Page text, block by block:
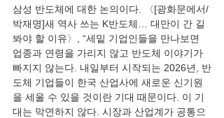
삼성 반도체에 대한 논의이다. 〈[광화문에서/
박재명]새 역사 쓰는 K반도체… 대만이 간 길
봐야 할 이유〉, “세밑 기업인들을 만나보면
업종과 연령을 가리지 않고 반도체 이야기가
빠지지 않는다. 내일부터 시작되는 2026년, 반
도체 기업들이 한국 산업사에 새로운 신기원
을 세울 수 있을 것이란 기대 때문이다. 이 기
대는 막연하지 않다. 시장과 산업계가 공통으